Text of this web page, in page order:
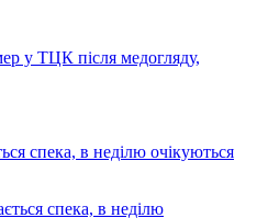
у ТЦК після медогляду,
спека, в неділю очікуються